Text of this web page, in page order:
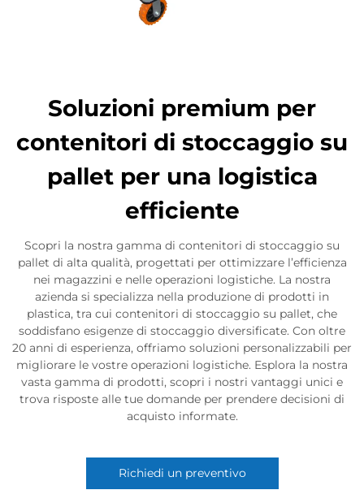
Soluzioni premium per
contenitori di stoccaggio su
pallet per una logistica
efficiente
Scopri la nostra gamma di contenitori di stoccaggio su
pallet di alta qualità, progettati per ottimizzare l’efficienza
nei magazzini e nelle operazioni logistiche. La nostra
azienda si specializza nella produzione di prodotti in
plastica, tra cui contenitori di stoccaggio su pallet, che
soddisfano esigenze di stoccaggio diversificate. Con oltre
20 anni di esperienza, offriamo soluzioni personalizzabili per
migliorare le vostre operazioni logistiche. Esplora la nostra
vasta gamma di prodotti, scopri i nostri vantaggi unici e
trova risposte alle tue domande per prendere decisioni di
acquisto informate.
Richiedi un preventivo